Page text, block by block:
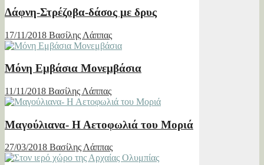
Δάφνη-Στρέζοβα-δάσος με δρυς
17/11/2018 Βασίλης Λάππας
Μόνη Εμβάσια Μονεμβάσια
11/11/2018 Βασίλης Λάππας
Μαγούλιανα- Η Αετοφωλιά του Μοριά
27/03/2018 Βασίλης Λάππας